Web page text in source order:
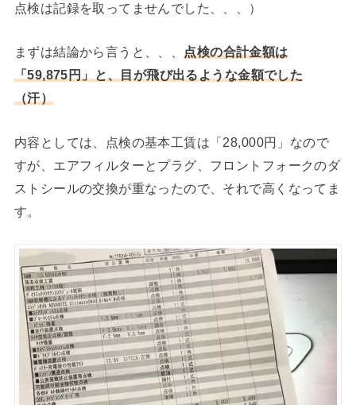
点検は記録を取ってませんでした、、、）
まずは結論から言うと、、、点検の合計金額は
「59,875円」と、目が飛び出るような金額でした
（汗）
内容としては、点検の基本工賃は「28,000円」なので
すが、エアフィルターとプラグ、フロントフォークのダ
ストシールの交換が重なったので、それで高くなってま
す。